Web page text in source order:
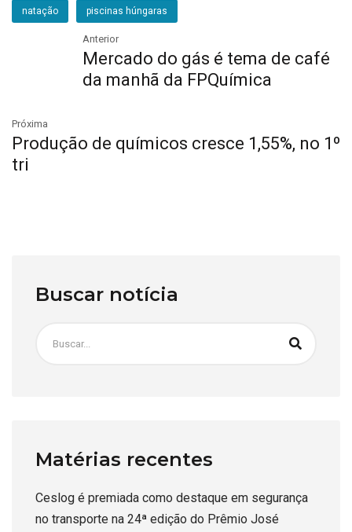
natação piscinas húngaras
Anterior
Mercado do gás é tema de café
da manhã da FPQuímica
Próxima
Produção de químicos cresce 1,55%, no 1º
tri
Buscar notícia
Matérias recentes
Ceslog é premiada como destaque em segurança
no transporte na 24ª edição do Prêmio José